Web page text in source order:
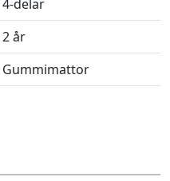
4-delar
2 år
Gummimattor